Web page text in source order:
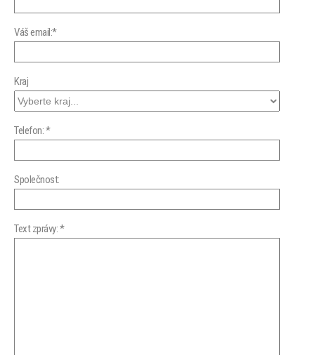
Váš email:*
Kraj
Telefon: *
Společnost:
Text zprávy: *